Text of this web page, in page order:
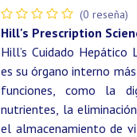
(0 reseña)
Hill's Prescription
Hill’s Cuidado
es su órgano interno
funciones, como la
nutrientes, la
el almacenamiento de